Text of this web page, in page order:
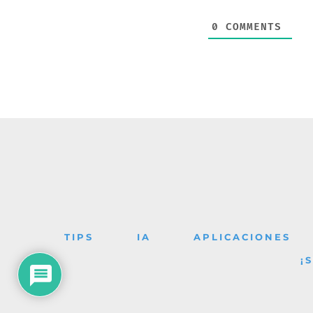
0 COMMENTS
TIPS IA APLICACIONES